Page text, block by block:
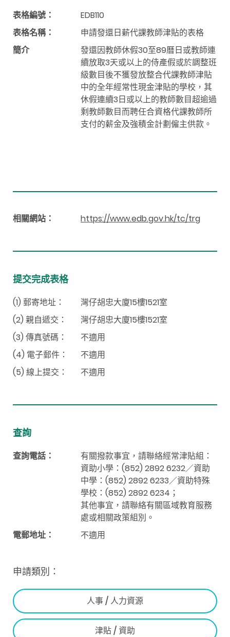
表格編號：
EDB110
表格名稱：
申請發還日薪代課教師津貼的表格
簡介
發還因教師休假30至89曆日或教師連
續放取3天或以上的侍產假或於調整班
級數目後不獲發放整合代課教師津貼
中的全年經常性現金津貼的學校，其
休假連續3日或以上的教師數目超逾過
剩教師數目而聘任合資格代課教師所
支付的薪金及強積金計劃僱主供款 。
相關網站： https://www.edb.gov.hk/tc/trg
提交完成表格
(1) 郵寄地址：
灣仔胡忠大廈15樓1521室
(2) 親自遞交：
灣仔胡忠大廈15樓1521室
(3) 傳真號碼：
不適用
(4) 電子郵件：
不適用
(5) 線上提交：
不適用
查詢
查詢電話： 有關撥款事宜 ， 請聯絡經常津貼組：
資助小學：(852) 2892 6232／資助
中學：(852) 2892 6233／資助特殊
學校：(852) 2892 6234；
其他事宜，請聯絡有關區域教育服務
處或相關政策組別。
電郵地址：
不適用
申請類別：
人事 / 人力資源
津貼 / 資助